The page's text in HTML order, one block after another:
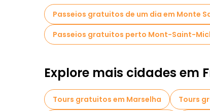
Passeios gratuitos de um dia em Monte
Passeios gratuitos perto Mont-Saint-
Explore mais cidades em
Tours gratuitos em Marselha Tours